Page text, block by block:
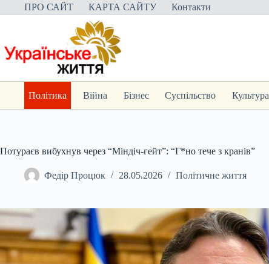
Перейти
до
ПРО САЙТ КАРТА САЙТУ Контакти
Політика Війна Бізнес Суспільство Культура
Потураєв вибухнув через “Міндіч-гейт”: “Г*но тече з кранів”
Федір Процюк 28.05.2026 Політичне життя